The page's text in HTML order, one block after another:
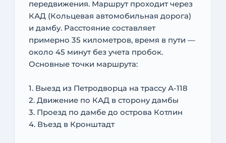
передвижения. Маршрут проходит через
КАД (Кольцевая автомобильная дорога)
и дамбу. Расстояние составляет
примерно 35 километров, время в пути —
около 45 минут без учета пробок.
Основные точки маршрута:
1. Выезд из Петродворца на трассу А-118
2. Движение по КАД в сторону дамбы
3. Проезд по дамбе до острова Котлин
4. Въезд в Кронштадт